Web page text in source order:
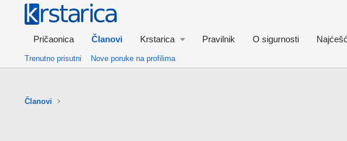
Pričaonica Članovi Krstarica Pravilnik O sigurnosti
Trenutno prisutni Nove poruke na profilima
Članovi